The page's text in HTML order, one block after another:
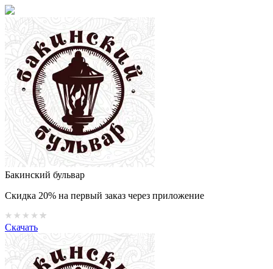
Бакинский бульвар
Скидка 20% на первый заказ через приложение
Скачать